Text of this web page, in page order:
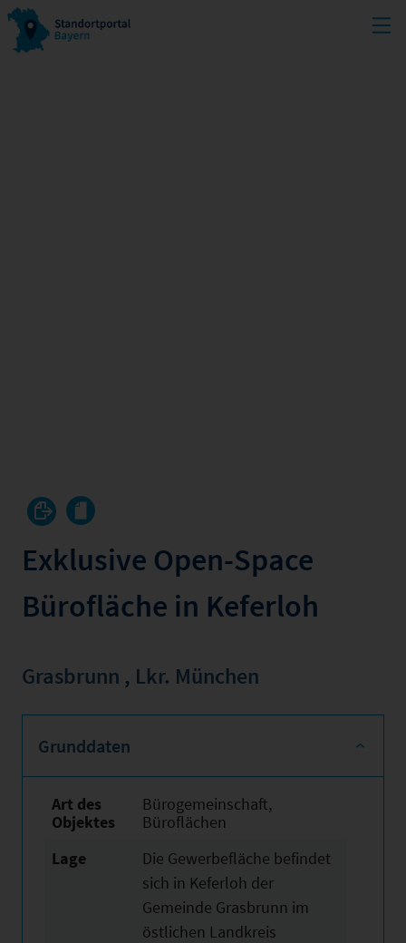
Exklusive Open-Space
Bürofläche in Keferloh
Grasbrunn , Lkr. München
Grunddaten
Art des
Objektes
Bürogemeinschaft,
Büroflächen
Lage
Die Gewerbefläche befindet
sich in Keferloh der
Gemeinde Grasbrunn im
östlichen Landkreis